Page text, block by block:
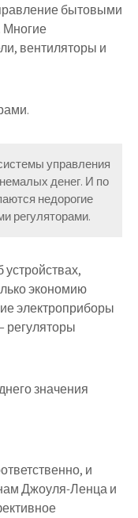
бытовыми
Многие
вентиляторы и
управления
денег. И по
недорогие
регуляторами.
экономию
электроприборы
регуляторы
значения
и
Джоуля-Ленца и